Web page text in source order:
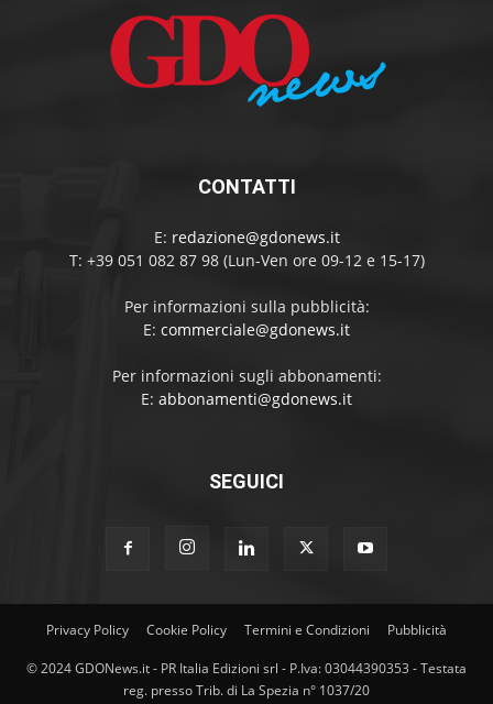
CONTATTI
E: redazione@gdonews.it
T: +39 051 082 87 98 (Lun-Ven ore 09-12 e 15-17)
Per informazioni sulla pubblicità:
E: commerciale@gdonews.it
Per informazioni sugli abbonamenti:
E: abbonamenti@gdonews.it
SEGUICI
Privacy Policy Cookie Policy Termini e Condizioni Pubblicità
© 2024 GDONews.it - PR Italia Edizioni srl - P.Iva: 03044390353 - Testata
reg. presso Trib. di La Spezia n° 1037/20